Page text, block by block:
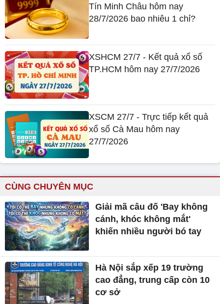
Tín Minh Châu hôm nay
28/7/2026 bao nhiêu 1 chỉ?
XSHCM 27/7 - Kết quả xổ số
TP.HCM hôm nay 27/7/2026
XSCM 27/7 - Trực tiếp kết quả
xổ số Cà Mau hôm nay
27/7/2026
CÙNG CHUYÊN MỤC
Giải mã câu đố 'Bay không
cánh, khóc không mắt'
khiến nhiều người bó tay
Hà Nội sắp xếp 19 trường
cao đẳng, trung cấp còn 10
cơ sở